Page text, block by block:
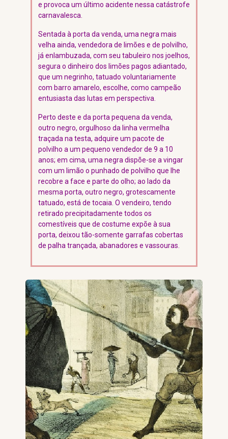
e provoca um último acidente nessa catástrofe
carnavalesca.
Sentada à porta da venda, uma negra mais
velha ainda, vendedora de limões e de polvilho,
já enlambuzada, com seu tabuleiro nos joelhos,
segura o dinheiro dos limões pagos adiantado,
que um negrinho, tatuado voluntariamente
com barro amarelo, escolhe, como campeão
entusiasta das lutas em perspectiva.
Perto deste e da porta pequena da venda,
outro negro, orgulhoso da linha vermelha
traçada na testa, adquire um pacote de
polvilho a um pequeno vendedor de 9 a 10
anos; em cima, uma negra dispõe-se a vingar
com um limão o punhado de polvilho que lhe
recobre a face e parte do olho; ao lado da
mesma porta, outro negro, grotescamente
tatuado, está de tocaia. O vendeiro, tendo
retirado precipitadamente todos os
comestíveis que de costume expõe à sua
porta, deixou tão-somente garrafas cobertas
de palha trançada, abanadores e vassouras.